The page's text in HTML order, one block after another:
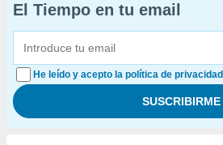
El Tiempo en tu email
He leído y acepto la política de